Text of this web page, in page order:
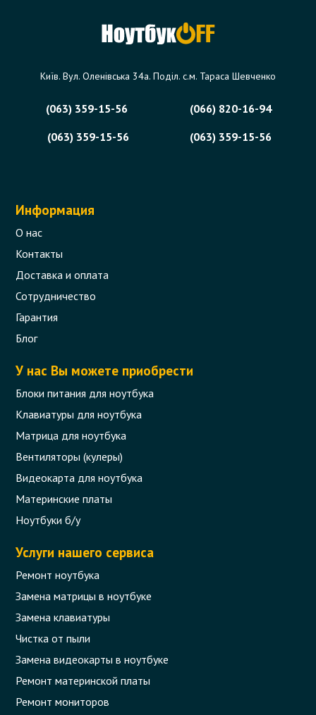
Київ. Вул. Оленівська 34а. Поділ. с.м. Тараса Шевченко
(063) 359-15-56
(066) 820-16-94
(063) 359-15-56
(063) 359-15-56
Информация
О нас
Контакты
Доставка и оплата
Сотрудничество
Гарантия
Блог
У нас Вы можете приобрести
Блоки питания для ноутбука
Клавиатуры для ноутбука
Матрица для ноутбука
Вентиляторы (кулеры)
Видеокарта для ноутбука
Материнские платы
Ноутбуки б/у
Услуги нашего сервиса
Ремонт ноутбука
Замена матрицы в ноутбуке
Замена клавиатуры
Чистка от пыли
Замена видеокарты в ноутбуке
Ремонт материнской платы
Ремонт мониторов